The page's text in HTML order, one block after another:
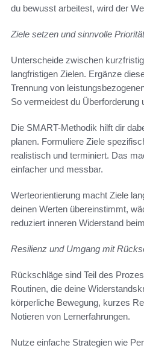
du bewusst arbeitest, wird der
Ziele setzen und sinnvolle
Unterscheide zwischen
langfristigen Zielen. Ergänze
Trennung von
So vermeidest du Überforderung
Die SMART-Methodik hilft dir
planen. Formuliere Ziele
realistisch und terminiert. Das
einfacher und messbar.
Werteorientierung macht Ziele
deinen Werten übereinstimmt,
reduziert inneren Widerstand
Resilienz und Umgang mit
Rückschläge sind Teil des
Routinen, die deine
körperliche Bewegung, kurzes
Notieren von Lernerfahrungen.
Nutze einfache Strategien wie